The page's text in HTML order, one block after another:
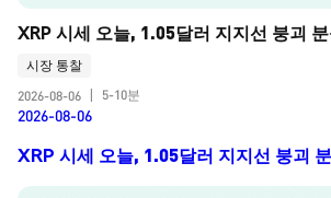
XRP 시세 오늘, 1.05달러 지지선 붕괴
시장 통찰
2026-08-06
5-10분
2026-08-06
XRP 시세 오늘, 1.05달러 지지선 붕괴